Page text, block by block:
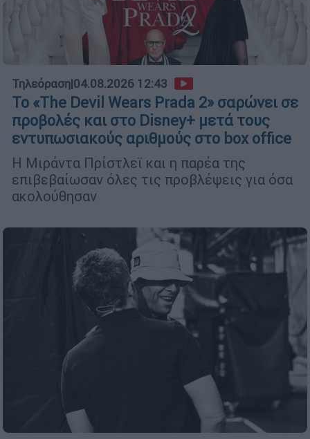
Τηλεόραση|04.08.2026 12:43
Το «The Devil Wears Prada 2» σαρώνει σε
προβολές και στο Disney+ μετά τους
εντυπωσιακούς αριθμούς στο box office
Η Μιράντα Πρίστλεϊ και η παρέα της
επιβεβαίωσαν όλες τις προβλέψεις για όσα
ακολούθησαν